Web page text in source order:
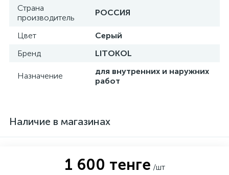
Страна
производитель
РОССИЯ
Цвет
Серый
Бренд
LITOKOL
Назначение
для внутренних и наружних
работ
Наличие в магазинах
1 600 тенге /шт